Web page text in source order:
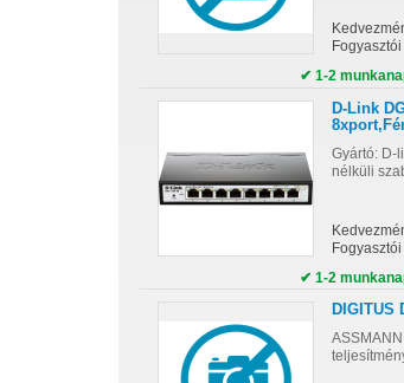
Fogyasztói
✔ 1-2
D-Link
Gyártó: D-
nélküli
Fogyasztói
✔ 1-2
DIGITUS